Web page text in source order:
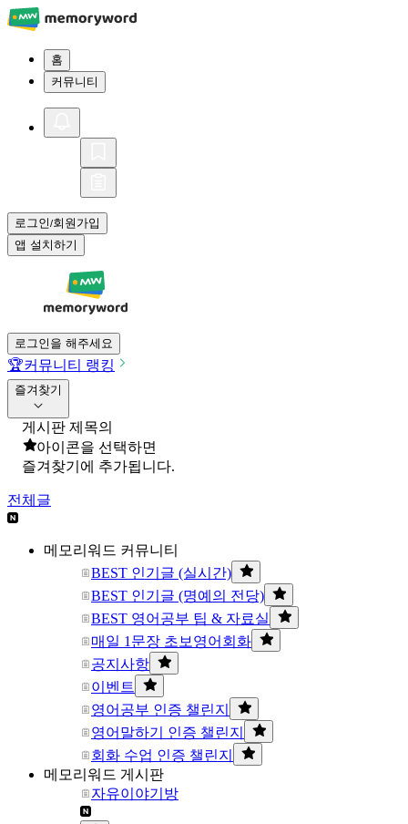
홈
커뮤니티
로그인/회원가입
앱 설치하기
로그인을 해주세요
🏆커뮤니티 랭킹
즐겨찾기
게시판 제목의
아이콘을 선택하면
즐겨찾기에 추가됩니다.
전체글
메모리워드 커뮤니티
BEST 인기글 (실시간)
BEST 인기글 (명예의 전당)
BEST 영어공부 팁 & 자료실
매일 1문장 초보영어회화
공지사항
이벤트
영어공부 인증 챌린지
영어말하기 인증 챌린지
회화 수업 인증 챌린지
메모리워드 게시판
자유이야기방